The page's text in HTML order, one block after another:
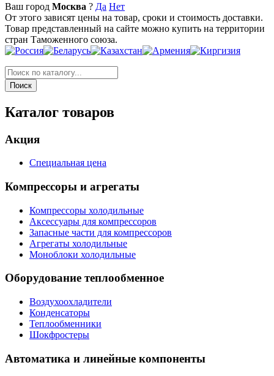
Ваш город Москва ? Да Нет
От этого зависят цены на товар, сроки и стоимость доставки.
Товар представленный на сайте можно купить на территории
стран Таможенного союза.
Каталог товаров
Акция
Специальная цена
Компрессоры и агрегаты
Компрессоры холодильные
Аксессуары для компрессоров
Запасные части для компрессоров
Агрегаты холодильные
Моноблоки холодильные
Оборудование теплообменное
Воздухоохладители
Конденсаторы
Теплообменники
Шокфростеры
Автоматика и линейные компоненты